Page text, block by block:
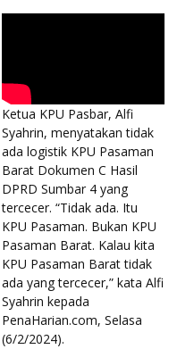
Ketua KPU Pasbar, Alfi
Syahrin, menyatakan tidak
ada logistik KPU Pasaman
Barat Dokumen C Hasil
DPRD Sumbar 4 yang
tercecer. “Tidak ada. Itu
KPU Pasaman. Bukan KPU
Pasaman Barat. Kalau kita
KPU Pasaman Barat tidak
ada yang tercecer,” kata Alfi
Syahrin kepada
PenaHarian.com, Selasa
(6/2/2024).